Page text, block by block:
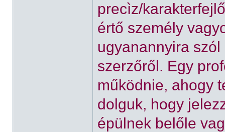
precìz/
értő személy
ugyanannyira
szerzőről. Egy
működnie, ahogy
dolguk, hogy
épülnek belőle